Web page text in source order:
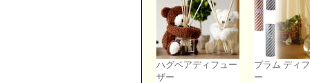
ハグベアディフュー
ザー
プラム ディ
ー